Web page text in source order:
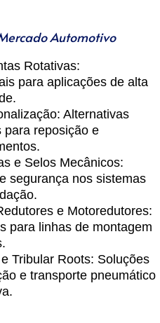
Automotivo
Rotativas:
para aplicações de alta
: Alternativas
para reposição e
e Selos Mecânicos:
segurança nos sistemas
e Motoredutores:
para linhas de montagem
Tribular Roots: Soluções
e transporte pneumático